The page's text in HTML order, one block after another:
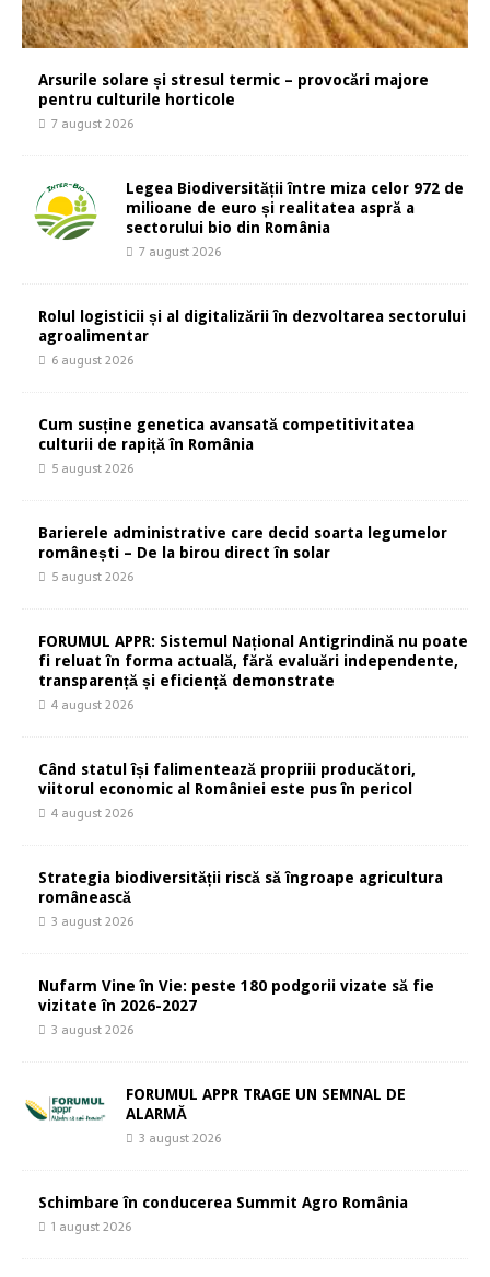
Arsurile solare și stresul termic – provocări majore
pentru culturile horticole
7 august 2026
Legea Biodiversității între miza celor 972 de
milioane de euro și realitatea aspră a
sectorului bio din România
7 august 2026
Rolul logisticii și al digitalizării în dezvoltarea sectorului
agroalimentar
6 august 2026
Cum susține genetica avansată competitivitatea
culturii de rapiță în România
5 august 2026
Barierele administrative care decid soarta legumelor
românești – De la birou direct în solar
5 august 2026
FORUMUL APPR: Sistemul Național Antigrindină nu poate
fi reluat în forma actuală, fără evaluări independente,
transparență și eficiență demonstrate
4 august 2026
Când statul își falimentează propriii producători,
viitorul economic al României este pus în pericol
4 august 2026
Strategia biodiversității riscă să îngroape agricultura
românească
3 august 2026
Nufarm Vine în Vie: peste 180 podgorii vizate să fie
vizitate în 2026-2027
3 august 2026
FORUMUL APPR TRAGE UN SEMNAL DE
ALARMĂ
3 august 2026
Schimbare în conducerea Summit Agro România
1 august 2026